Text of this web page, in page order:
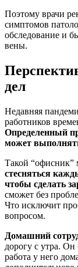
Поэтому врачи
симптомов
обследование и
вены.
дел
Недавняя
работников
Определенный
может
Такой “офисник”
стесняться
чтобы сделать
сможет без
Что исключит
вопросом.
Домашний
дорогу с утра. Он
работа у него